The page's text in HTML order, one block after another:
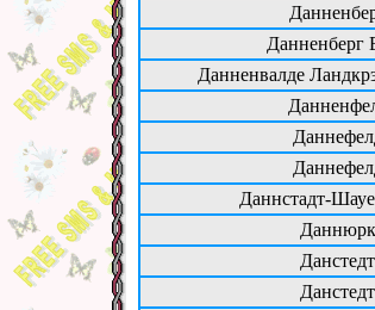
Данненберг
Данненвалде
Даннстадт-
Даннюрк
Данстедт
Данстедт